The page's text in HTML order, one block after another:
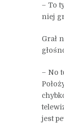
– To
niej
Grał
– No
jest